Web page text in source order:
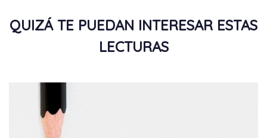
QUIZÁ TE PUEDAN INTERESAR ESTAS
LECTURAS